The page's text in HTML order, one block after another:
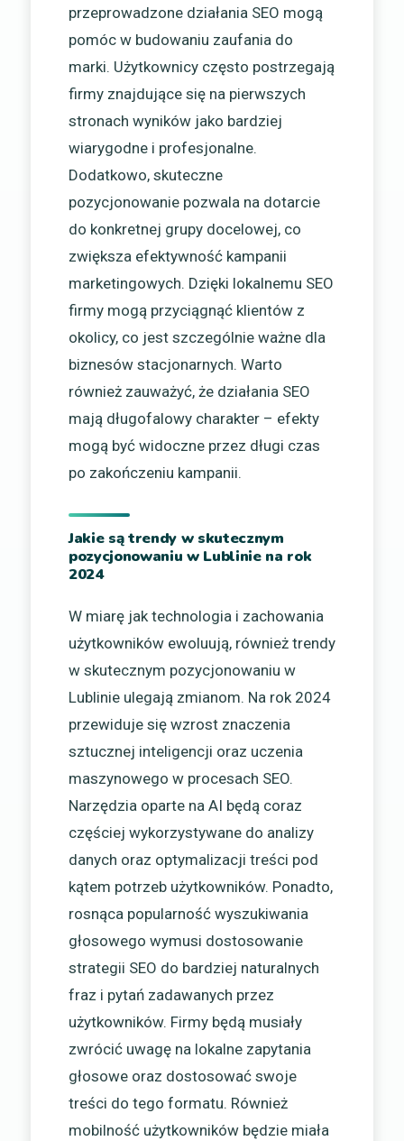
przeprowadzone działania SEO mogą
pomóc w budowaniu zaufania do
marki. Użytkownicy często postrzegają
firmy znajdujące się na pierwszych
stronach wyników jako bardziej
wiarygodne i profesjonalne.
Dodatkowo, skuteczne
pozycjonowanie pozwala na dotarcie
do konkretnej grupy docelowej, co
zwiększa efektywność kampanii
marketingowych. Dzięki lokalnemu SEO
firmy mogą przyciągnąć klientów z
okolicy, co jest szczególnie ważne dla
biznesów stacjonarnych. Warto
również zauważyć, że działania SEO
mają długofalowy charakter – efekty
mogą być widoczne przez długi czas
po zakończeniu kampanii.
Jakie są trendy w skutecznym
pozycjonowaniu w Lublinie na rok
2024
W miarę jak technologia i zachowania
użytkowników ewoluują, również trendy
w skutecznym pozycjonowaniu w
Lublinie ulegają zmianom. Na rok 2024
przewiduje się wzrost znaczenia
sztucznej inteligencji oraz uczenia
maszynowego w procesach SEO.
Narzędzia oparte na AI będą coraz
częściej wykorzystywane do analizy
danych oraz optymalizacji treści pod
kątem potrzeb użytkowników. Ponadto,
rosnąca popularność wyszukiwania
głosowego wymusi dostosowanie
strategii SEO do bardziej naturalnych
fraz i pytań zadawanych przez
użytkowników. Firmy będą musiały
zwrócić uwagę na lokalne zapytania
głosowe oraz dostosować swoje
treści do tego formatu. Również
mobilność użytkowników będzie miała